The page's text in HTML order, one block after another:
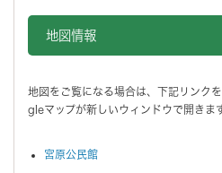
地図情報
地図をご覧になる場合は、下記リンク
gleマップが新しいウィンドウで開きま
宮原公民館